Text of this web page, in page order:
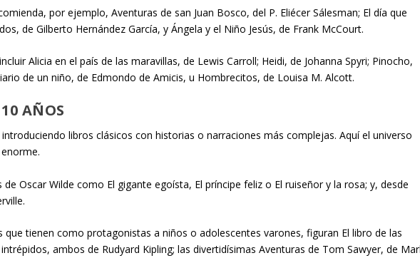
por ejemplo, Aventuras de san Juan Bosco, del P. Eliécer Sálesman; El día que
de Gilberto Hernández García, y Ángela y el Niño Jesús, de Frank McCourt.
Alicia en el país de las maravillas, de Lewis Carroll; Heidi, de Johanna Spyri; Pinocho,
de un niño, de Edmondo de Amicis, u Hombrecitos, de Louisa M. Alcott.
AÑOS
libros clásicos con historias o narraciones más complejas. Aquí el universo
Oscar Wilde como El gigante egoísta, El príncipe feliz o El ruiseñor y la rosa; y, desde
que tienen como protagonistas a niños o adolescentes varones, figuran El libro de las
ambos de Rudyard Kipling; las divertidísimas Aventuras de Tom Sawyer, de